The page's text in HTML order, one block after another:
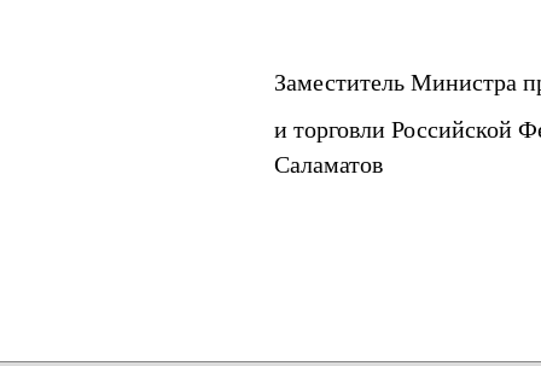
Заместитель Министра
и торговли
Саламатов